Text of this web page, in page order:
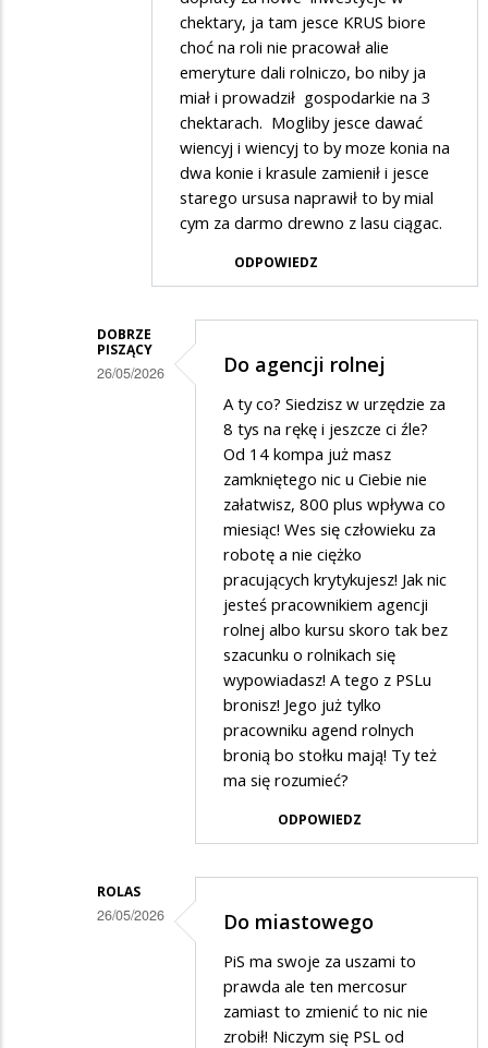
chektary, ja tam jesce KRUS biore
choć na roli nie pracował alie
emeryture dali rolniczo, bo niby ja
miał i prowadził gospodarkie na 3
chektarach. Mogliby jesce dawać
wiencyj i wiencyj to by moze konia na
dwa konie i krasule zamienił i jesce
starego ursusa naprawił to by mial
cym za darmo drewno z lasu ciągac.
ODPOWIEDZ
DOBRZE
PISZĄCY
26/05/2026 Do agencji rolnej
A ty co? Siedzisz w urzędzie za
8 tys na rękę i jeszcze ci źle?
Od 14 kompa już masz
zamkniętego nic u Ciebie nie
załatwisz, 800 plus wpływa co
miesiąc! Wes się człowieku za
robotę a nie ciężko
pracujących krytykujesz! Jak nic
jesteś pracownikiem agencji
rolnej albo kursu skoro tak bez
szacunku o rolnikach się
wypowiadasz! A tego z PSLu
bronisz! Jego już tylko
pracowniku agend rolnych
bronią bo stołku mają! Ty też
ma się rozumieć?
ODPOWIEDZ
ROLAS
26/05/2026 Do miastowego
PiS ma swoje za uszami to
prawda ale ten mercosur
zamiast to zmienić to nic nie
zrobił! Niczym się PSL od